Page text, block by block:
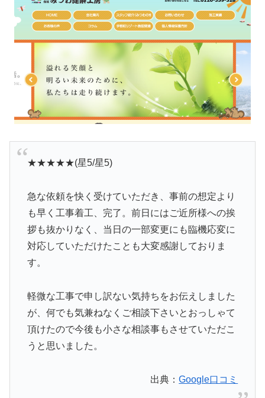
★★★★★(星5/星5)
急な依頼を快く受けていただき、事前の想定より
も早く工事着工、完了。前日にはご近所様への挨
拶も抜かりなく、当日の一部変更にも臨機応変に
対応していただけたことも大変感謝しておりま
す。
軽微な工事で申し訳ない気持ちをお伝えしました
が、何でも気兼ねなくご相談下さいとおっしゃて
頂けたので今後も小さな相談事もさせていただこ
うと思いました。
出典：Google口コミ